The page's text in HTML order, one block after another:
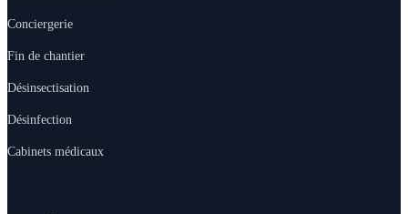
Conciergerie
Fin de chantier
Désinsectisation
Désinfection
Cabinets médicaux